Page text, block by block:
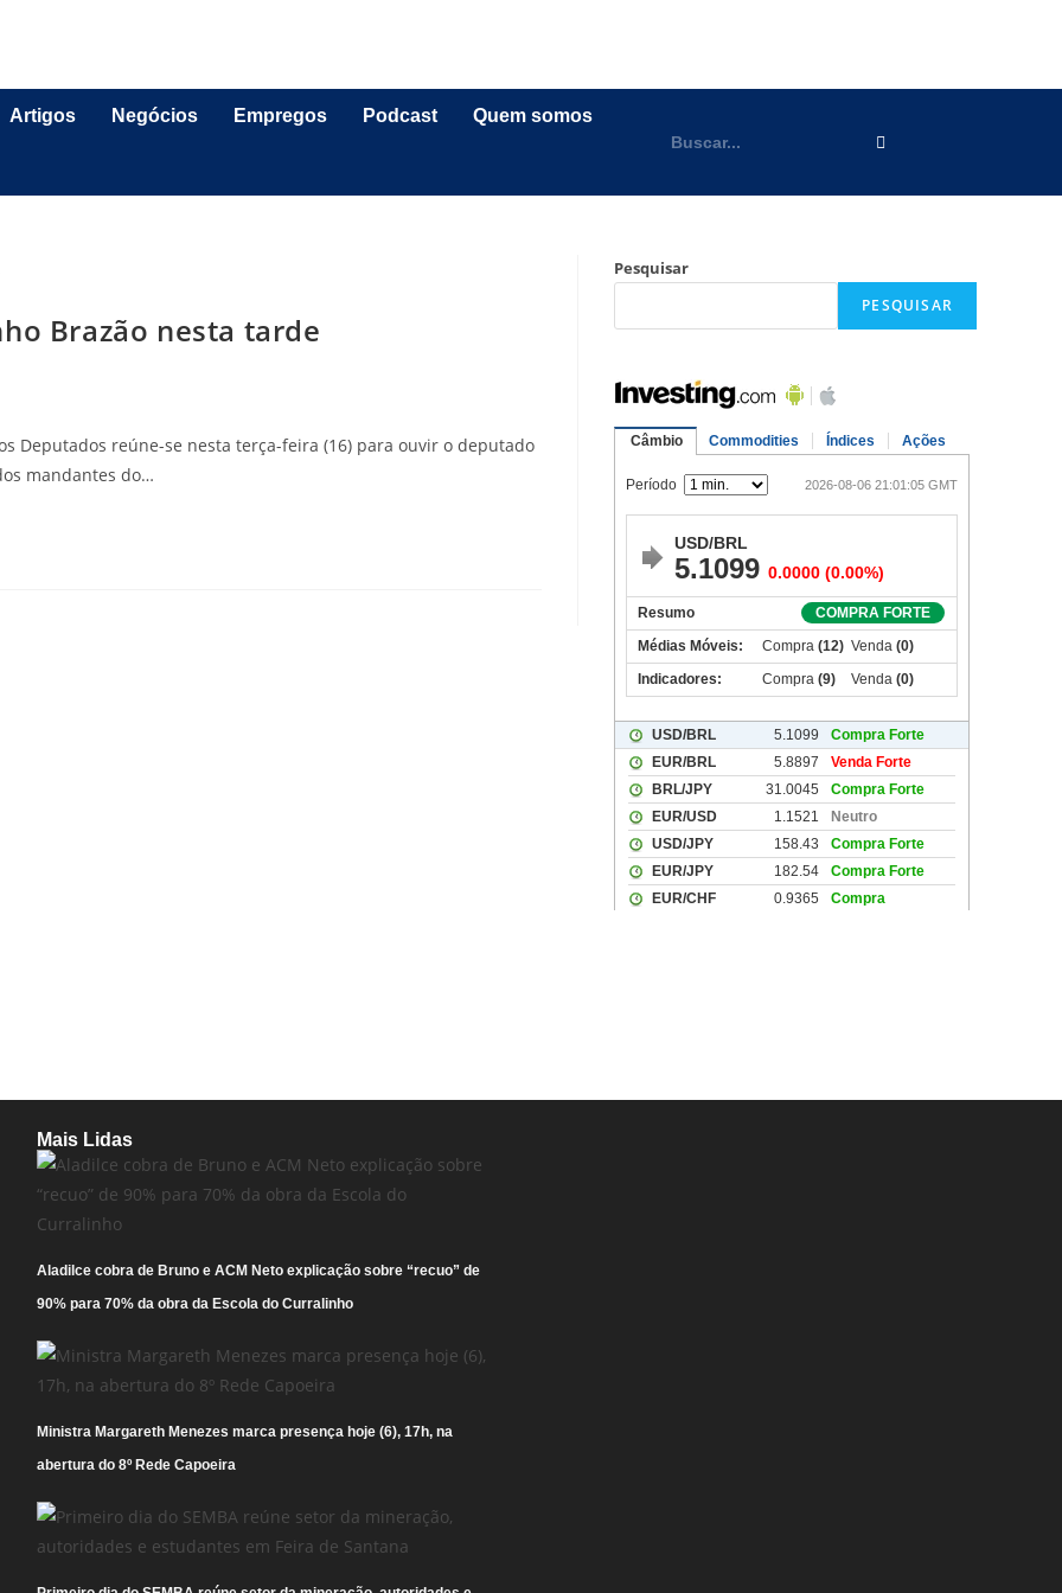
Artigos Negócios Empregos Podcast Quem somos
Brazão nesta tarde
Deputados reúne-se nesta terça-feira (16) para ouvir o deputado
mandantes do…
Pesquisar
PESQUISAR
Mais Lidas
Aladilce cobra de Bruno e ACM Neto explicação sobre “recuo” de
90% para 70% da obra da Escola do Curralinho
Ministra Margareth Menezes marca presença hoje (6), 17h, na
abertura do 8º Rede Capoeira